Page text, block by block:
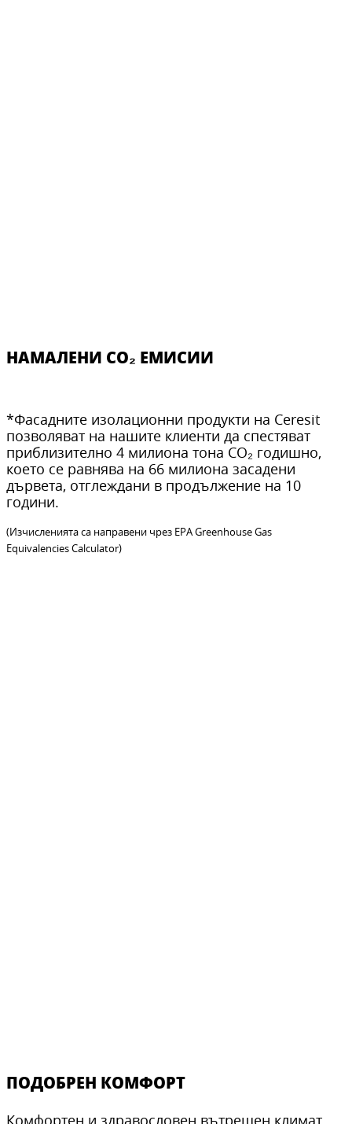
НАМАЛЕНИ CO₂ ЕМИСИИ
*Фасадните изолационни продукти на Ceresit
позволяват на нашите клиенти да спестяват
приблизително 4 милиона тона CO₂ годишно,
което се равнява на 66 милиона засадени
дървета, отглеждани в продължение на 10
години.
(Изчисленията са направени чрез EPA Greenhouse Gas
Equivalencies Calculator)
ПОДОБРЕН КОМФОРТ